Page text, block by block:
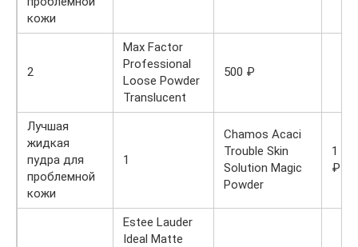
кожи
2
Max Factor
Professional
Loose Powder
Translucent
500 ₽
Лучшая
жидкая
пудра для
проблемной
кожи
1
Chamos Acaci
Trouble Skin
Solution Magic
Powder
1
₽
Estee Lauder
Ideal Matte